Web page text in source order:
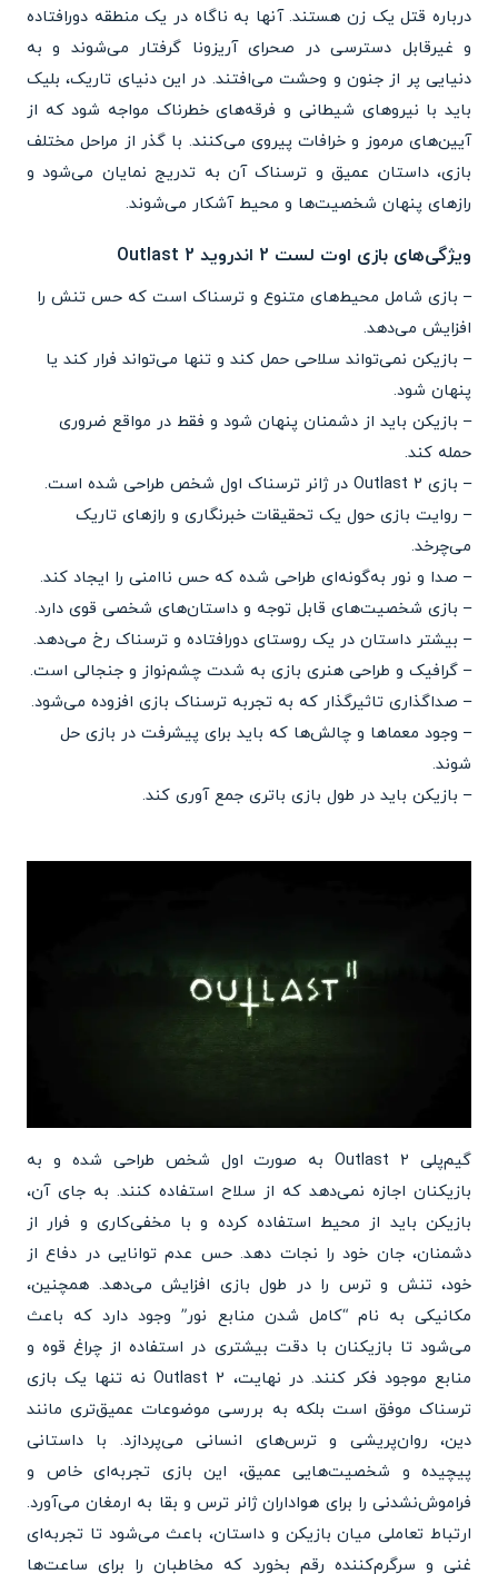
درباره قتل یک زن هستند. آنها به ناگاه در یک منطقه دورافتاده
و غیرقابل دسترسی در صحرای آریزونا گرفتار می‌شوند و به
دنیایی پر از جنون و وحشت می‌افتند. در این دنیای تاریک، بلیک
باید با نیروهای شیطانی و فرقه‌های خطرناک مواجه شود که از
آیین‌های مرموز و خرافات پیروی می‌کنند. با گذر از مراحل مختلف
بازی، داستان عمیق و ترسناک آن به تدریج نمایان می‌شود و
رازهای پنهان شخصیت‌ها و محیط آشکار می‌شوند.
ویژگی‌های بازی اوت لست 2 اندروید Outlast 2
– بازی شامل محیط‌های متنوع و ترسناک است که حس تنش را
افزایش می‌دهد.
– بازیکن نمی‌تواند سلاحی حمل کند و تنها می‌تواند فرار کند یا
پنهان شود.
– بازیکن باید از دشمنان پنهان شود و فقط در مواقع ضروری
حمله کند.
– بازی Outlast 2 در ژانر ترسناک اول شخص طراحی شده است.
– روایت بازی حول یک تحقیقات خبرنگاری و رازهای تاریک
می‌چرخد.
– صدا و نور به‌گونه‌ای طراحی شده که حس ناامنی را ایجاد کند.
– بازی شخصیت‌های قابل توجه و داستان‌های شخصی قوی دارد.
– بیشتر داستان در یک روستای دورافتاده و ترسناک رخ می‌دهد.
– گرافیک و طراحی هنری بازی به شدت چشم‌نواز و جنجالی است.
– صداگذاری تاثیرگذار که به تجربه ترسناک بازی افزوده می‌شود.
– وجود معماها و چالش‌ها که باید برای پیشرفت در بازی حل
شوند.
– بازیکن باید در طول بازی باتری جمع آوری کند.
گیم‌پلی Outlast 2 به صورت اول شخص طراحی شده و به
بازیکنان اجازه نمی‌دهد که از سلاح استفاده کنند. به جای آن،
بازیکن باید از محیط استفاده کرده و با مخفی‌کاری و فرار از
دشمنان، جان خود را نجات دهد. حس عدم توانایی در دفاع از
خود، تنش و ترس را در طول بازی افزایش می‌دهد. همچنین،
مکانیکی به نام “کامل شدن منابع نور” وجود دارد که باعث
می‌شود تا بازیکنان با دقت بیشتری در استفاده از چراغ قوه و
منابع موجود فکر کنند. در نهایت، Outlast 2 نه تنها یک بازی
ترسناک موفق است بلکه به بررسی موضوعات عمیق‌تری مانند
دین، روان‌پریشی و ترس‌های انسانی می‌پردازد. با داستانی
پیچیده و شخصیت‌هایی عمیق، این بازی تجربه‌ای خاص و
فراموش‌نشدنی را برای هواداران ژانر ترس و بقا به ارمغان می‌آورد.
ارتباط تعاملی میان بازیکن و داستان، باعث می‌شود تا تجربه‌ای
غنی و سرگرم‌کننده رقم بخورد که مخاطبان را برای ساعت‌ها